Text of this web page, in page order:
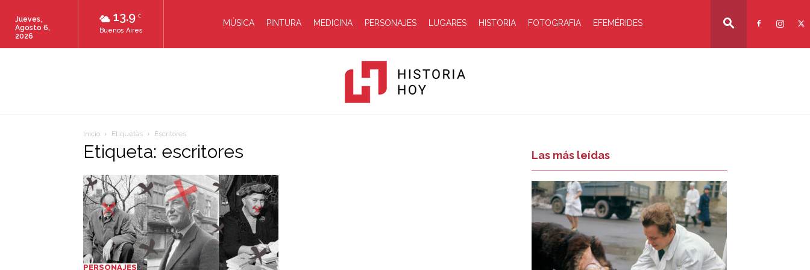
13.9 C
Buenos Aires
Jueves,
Agosto 6,
2026
MÚSICA PINTURA MEDICINA PERSONAJES LUGARES HISTORIA FOTOGRAFIA EFEMÉRIDES
Inicio Etiquetas Escritores
Etiqueta: escritores
PERSONAJES
Las más leídas